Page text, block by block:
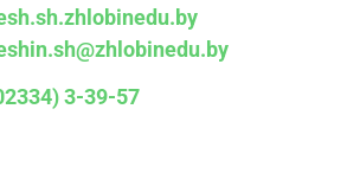
3-39-57